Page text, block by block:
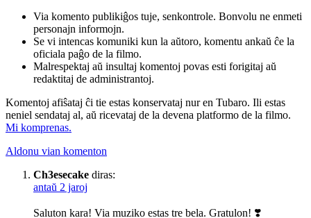
Via komento publikiĝos tuje, senkontrole. Bonvolu ne enmeti
personajn informojn.
Se vi intencas komuniki kun la aŭtoro, komentu ankaŭ ĉe la
oficiala paĝo de la filmo.
Malrespektaj aŭ insultaj komentoj povas esti forigitaj aŭ
redaktitaj de administrantoj.
Komentoj afiŝataj ĉi tie estas konservataj nur en Tubaro. Ili estas
neniel sendataj al, aŭ ricevataj de la devena platformo de la filmo.
Mi komprenas.
Aldonu vian komenton
Ch3esecake diras:
antaŭ 2 jaroj
Saluton kara! Via muziko estas tre bela. Gratulon! ❣️